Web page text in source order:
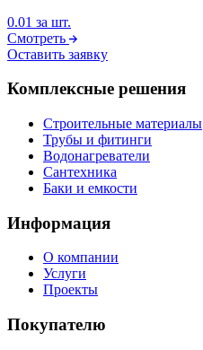
0.01 за шт.
Смотреть
Оставить заявку
Комплексные решения
Строительные материалы
Трубы и фитинги
Водонагреватели
Сантехника
Баки и емкости
Информация
О компании
Услуги
Проекты
Покупателю